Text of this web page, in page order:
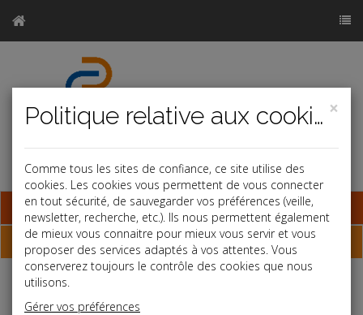
Base documentaire
Dépêches
Liste des dernières dépêches
×
Politique relative aux cookies
Comme tous les sites de confiance, ce site utilise des
cookies. Les cookies vous permettent de vous connecter
en tout sécurité, de sauvegarder vos préférences (veille,
newsletter, recherche, etc.). Ils nous permettent également
de mieux vous connaitre pour mieux vous servir et vous
proposer des services adaptés à vos attentes. Vous
conserverez toujours le contrôle des cookies que nous
utilisons.
Gérer vos préférences